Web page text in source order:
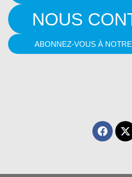
NOUS
ABONNEZ-VOUS À